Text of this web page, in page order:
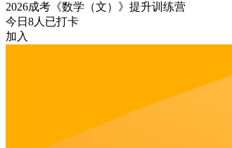
2026成考《数学（文）》提升训练营
今日 8人已打卡
加入